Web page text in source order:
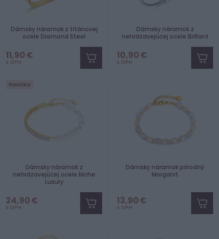
Dámsky náramok z titánovej
ocele Diamond Steel
11,90 €
s DPH
Dámsky náramok z
nehrdzavejúcej ocele Brillant
10,90 €
s DPH
Novinka
Dámsky náramok z
nehrdzavejúcej ocele Niche
Luxury
24,90 €
s DPH
Dámsky náramok prírodný
Morganit
13,90 €
s DPH